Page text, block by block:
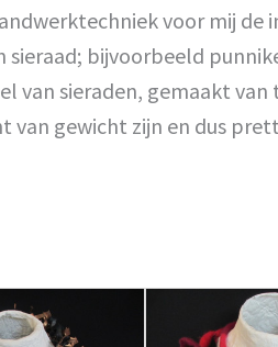
voor mij de
sieraad; bijvoorbeeld
van sieraden, gemaakt
van gewicht zijn en dus